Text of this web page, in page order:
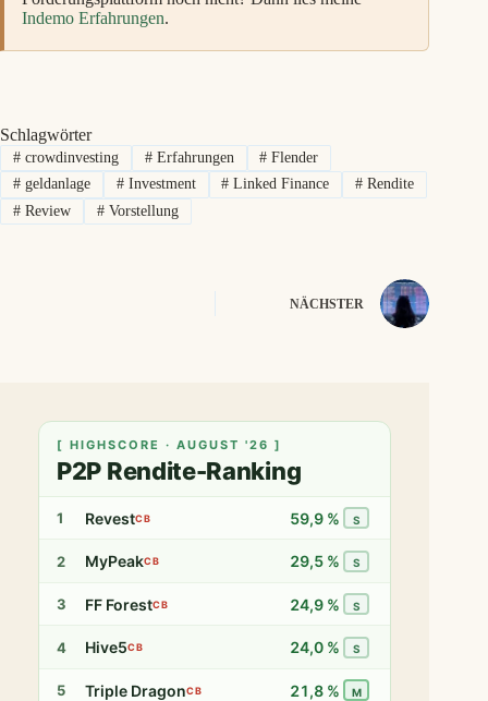
Indemo Erfahrungen.
Schlagwörter
#crowdinvesting #Erfahrungen # Flender
#geldanlage #Investment # Linked Finance # Rendite
#Review #Vorstellung
NÄCHSTER
[ HIGHSCORE · AUGUST '26 ]
P2P Rendite-Ranking
1 RevestCB 59,9 % S
2 MyPeakCB 29,5 % S
3 FF ForestCB 24,9 % S
4 Hive5CB 24,0 % S
5 Triple DragonCB 21,8 % M